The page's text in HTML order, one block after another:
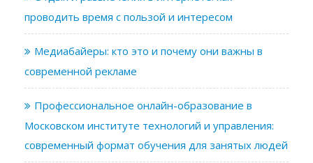
проводить время с пользой и интересом
Медиабайеры: кто это и почему они важны в
современной рекламе
Профессиональное онлайн-образование в
Московском институте технологий и управления:
современный формат обучения для занятых людей